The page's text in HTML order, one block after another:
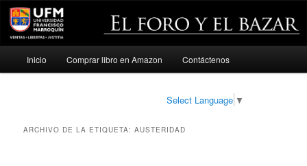
Ir
Ir
Inicio Comprar libro en Amazon Contáctenos
Select Language ▼
ARCHIVO DE LA ETIQUETA:AUSTERIDAD